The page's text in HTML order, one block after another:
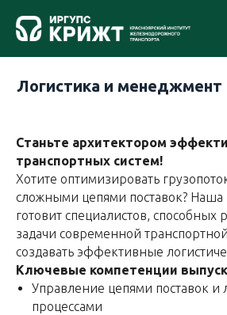
Логистика и менеджмент
Станьте архитектором
транспортных систем!
Хотите оптимизировать
сложными цепями поставок? Наша
готовит специалистов,
задачи современной
создавать эффективные
Ключевые компетенции
Управление цепями поставок и
процессами